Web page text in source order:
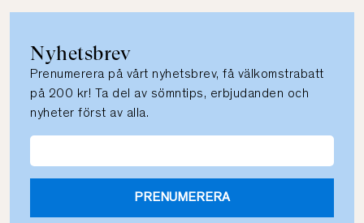
Nyhetsbrev
Prenumerera på vårt nyhetsbrev, få välkomstrabatt
på 200 kr! Ta del av sömntips, erbjudanden och
nyheter först av alla.
PRENUMERERA